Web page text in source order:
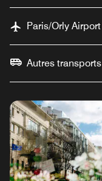
Paris/Orly Airport
Autres transports